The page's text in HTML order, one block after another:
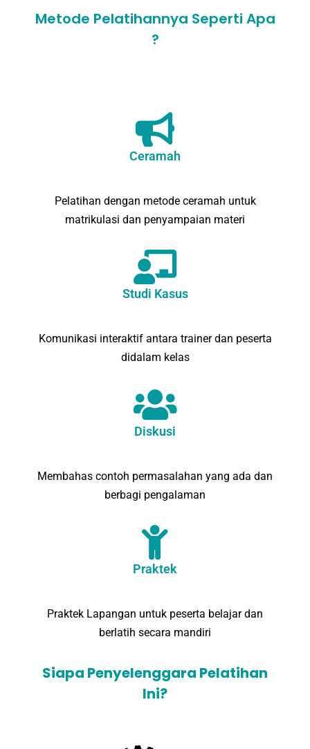
Metode Pelatihannya Seperti Apa
?
Ceramah
Pelatihan dengan metode ceramah untuk
matrikulasi dan penyampaian materi
Studi Kasus
Komunikasi interaktif antara trainer dan peserta
didalam kelas
Diskusi
Membahas contoh permasalahan yang ada dan
berbagi pengalaman
Praktek
Praktek Lapangan untuk peserta belajar dan
berlatih secara mandiri
Siapa Penyelenggara Pelatihan
Ini?